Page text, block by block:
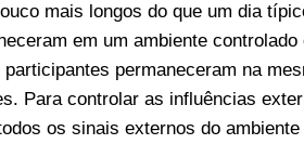
mais longos do que um dia
em um ambiente
permaneceram na
Para controlar as influências
os sinais externos do